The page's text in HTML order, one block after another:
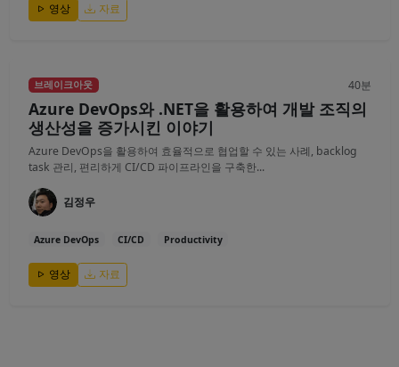
영상 자료
브레이크아웃 40분
Azure DevOps와 .NET을 활용하여 개발 조직의
생산성을 증가시킨 이야기
Azure DevOps을 활용하여 효율적으로 협업할 수 있는 사례, backlog
task 관리, 편리하게 CI/CD 파이프라인을 구축한...
김정우
Azure DevOps CI/CD Productivity
영상 자료